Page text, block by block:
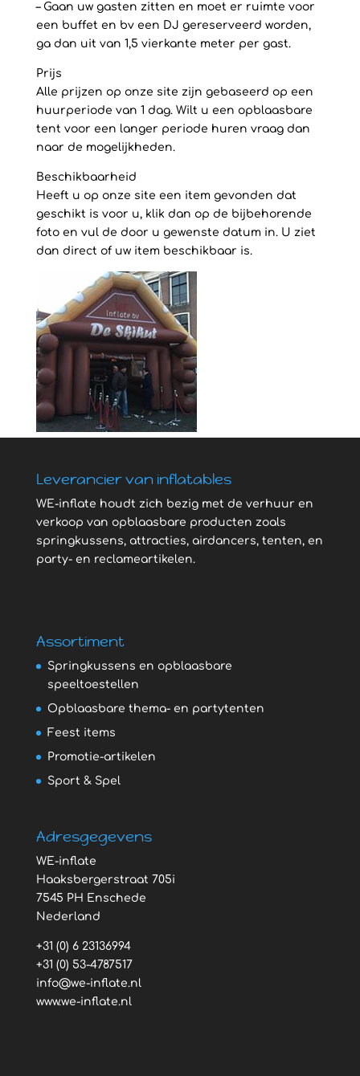
– Gaan uw gasten zitten en moet er ruimte voor
een buffet en bv een DJ gereserveerd worden,
ga dan uit van 1,5 vierkante meter per gast.
Prijs
Alle prijzen op onze site zijn gebaseerd op een
huurperiode van 1 dag. Wilt u een opblaasbare
tent voor een langer periode huren vraag dan
naar de mogelijkheden.
Beschikbaarheid
Heeft u op onze site een item gevonden dat
geschikt is voor u, klik dan op de bijbehorende
foto en vul de door u gewenste datum in. U ziet
dan direct of uw item beschikbaar is.
Leverancier van inflatables
WE-inflate houdt zich bezig met de verhuur en
verkoop van opblaasbare producten zoals
springkussens, attracties, airdancers, tenten, en
party- en reclameartikelen.
Assortiment
Springkussens en opblaasbare
speeltoestellen
Opblaasbare thema- en partytenten
Feest items
Promotie-artikelen
Sport & Spel
Adresgegevens
WE-inflate
Haaksbergerstraat 705i
7545 PH Enschede
Nederland
+31 (0) 6 23136994
+31 (0) 53-4787517
info@we-inflate.nl
www.we-inflate.nl